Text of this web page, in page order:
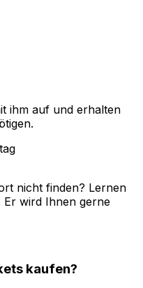
ihm auf und erhalten
nicht finden? Lernen
Er wird Ihnen gerne
kaufen?